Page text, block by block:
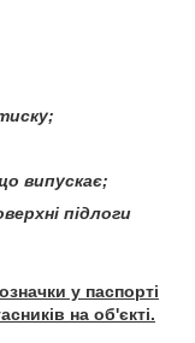
випускає;
підлоги
у паспорті
на об'єкті.